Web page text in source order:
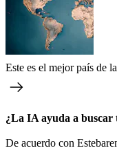
Este es el mejor país de
¿La IA ayuda a buscar
De acuerdo con